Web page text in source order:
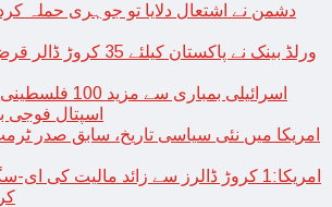
دشمن نے اشتعال دلایا تو جوہری حملہ
ورلڈ بینک نے پاکستان
اسرائیلی بمباری سے
اسپتال فوجی
امریکا میں نئی سیاسی تاریخ، سابق صدر
امریکا:1 کروڑ ڈالرز سے زائد مالیت کی